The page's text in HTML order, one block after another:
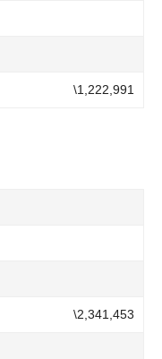
\1,222,991
\2,341,453